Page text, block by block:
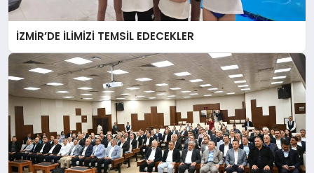
İZMİR’DE İLİMİZİ TEMSİL EDECEKLER